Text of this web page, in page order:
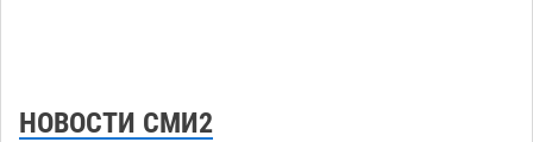
НОВОСТИ СМИ2